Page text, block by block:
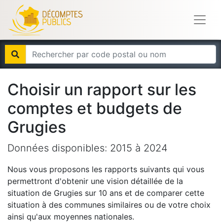
Choisir un rapport sur les
comptes et budgets de
Grugies
Données disponibles: 2015 à 2024
Nous vous proposons les rapports suivants qui vous
permettront d'obtenir une vision détaillée de la
situation de Grugies sur 10 ans et de comparer cette
situation à des communes similaires ou de votre choix
ainsi qu'aux moyennes nationales.